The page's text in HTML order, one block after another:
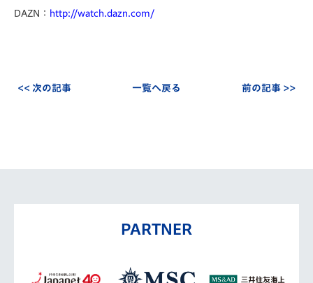
DAZN： http://watch.dazn.com/
<< 次の記事 一覧へ戻る 前の記事 >>
PARTNER